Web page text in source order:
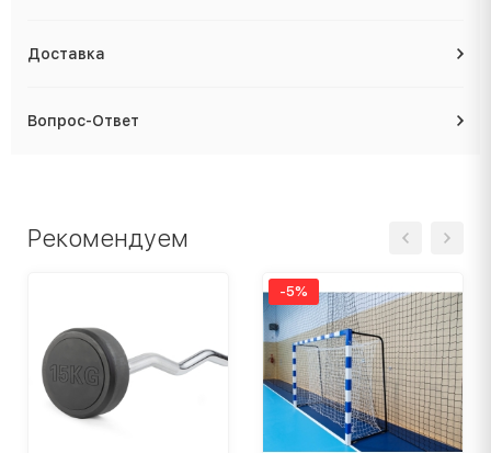
Доставка
Вопрос-Ответ
Рекомендуем
-5%